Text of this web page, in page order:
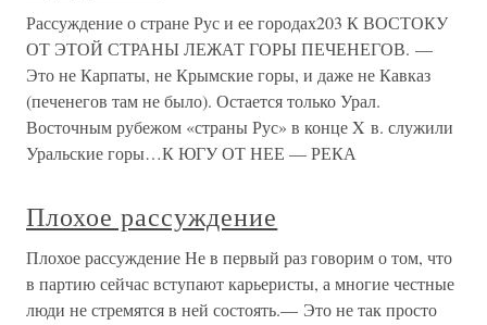
Рассуждение о стране Рус и ее городах203 К ВОСТОКУ
ОТ ЭТОЙ СТРАНЫ ЛЕЖАТ ГОРЫ ПЕЧЕНЕГОВ. —
Это не Карпаты, не Крымские горы, и даже не Кавказ
(печенегов там не было). Остается только Урал.
Восточным рубежом «страны Рус» в конце X в. служили
Уральские горы…К ЮГУ ОТ НЕЕ — РЕКА
Плохое рассуждение
Плохое рассуждение Не в первый раз говорим о том, что
в партию сейчас вступают карьеристы, а многие честные
люди не стремятся в ней состоять.— Это не так просто